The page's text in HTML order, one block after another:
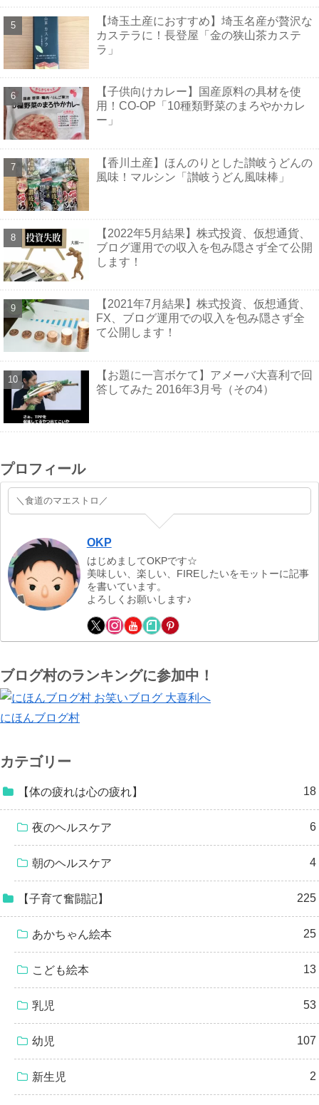
【埼玉土産におすすめ】埼玉名産が贅沢な
カステラに！長登屋「金の狭山茶カステ
ラ」
【子供向けカレー】国産原料の具材を使
用！CO-OP「10種類野菜のまろやかカレ
ー」
【香川土産】ほんのりとした讃岐うどんの
風味！マルシン「讃岐うどん風味棒」
【2022年5月結果】株式投資、仮想通貨、
ブログ運用での収入を包み隠さず全て公開
します！
【2021年7月結果】株式投資、仮想通貨、
FX、ブログ運用での収入を包み隠さず全
て公開します！
【お題に一言ボケて】アメーバ大喜利で回
答してみた 2016年3月号（その4）
プロフィール
＼食道のマエストロ／
OKP
はじめましてOKPです☆
美味しい、楽しい、FIREしたいをモットーに記事
を書いています。
よろしくお願いします♪
ブログ村のランキングに参加中！
にほんブログ村
カテゴリー
【体の疲れは心の疲れ】 18
夜のヘルスケア 6
朝のヘルスケア 4
【子育て奮闘記】 225
あかちゃん絵本 25
こども絵本 13
乳児 53
幼児 107
新生児 2